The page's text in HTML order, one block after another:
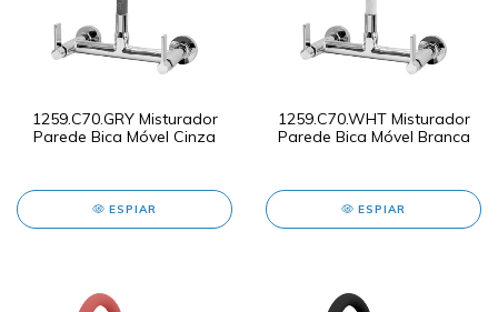
1259.C70.GRY Misturador
Parede Bica Móvel Cinza
ESPIAR
1259.C70.WHT Misturador
Parede Bica Móvel Branca
ESPIAR